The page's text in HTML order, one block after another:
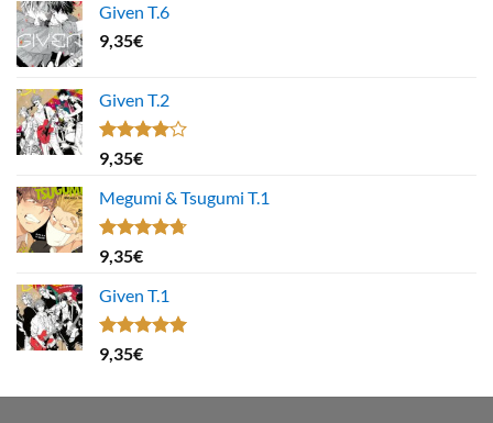
Given T.6
9,35€
Given T.2
Note
4.00
5
9,35€
Megumi & Tsugumi T.1
Note4.67
sur 5
9,35€
Given T.1
Note5.00
sur 5
9,35€